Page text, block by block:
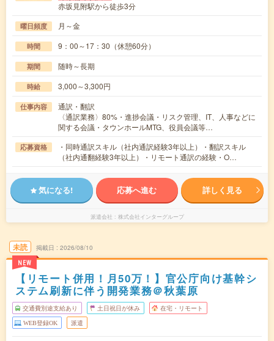
赤坂見附駅から徒歩3分
曜日頻度 月～金
時間 9：00～17：30（休憩60分）
期間 随時～長期
時給 3,000～3,300円
仕事内容
通訳・翻訳
〈通訳業務〉80%・進捗会議・リスク管理、IT、人事などに
関する会議・タウンホールMTG、役員会議等…
応募資格
・同時通訳スキル（社内通訳経験3年以上）・翻訳スキル
（社内通翻経験3年以上）・リモート通訳の経験・O…
気になる! 応募へ進む 詳しく見る
派遣会社 株式会社インターグループ
未読
NEW
掲載日 2026/08/10
【リモート併用！月50万！】官公庁向け基幹シ
ステム刷新に伴う開発業務＠秋葉原
交通費別途支給あり 土日祝日が休み 在宅・リモート
WEB登録OK 派遣